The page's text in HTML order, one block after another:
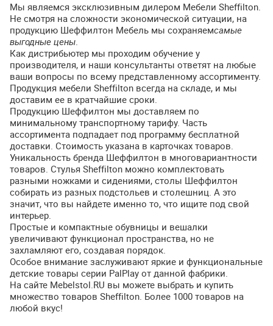
Мы являемся эксклюзивным дилером Мебели Sheffilton.
Не смотря на сложности экономической ситуации, на
продукцию Шеффилтон Мебель мы сохраняемсамые
выгодные цены.
Как дистрибьютер мы проходим обучение у
производителя, и наши консультанты ответят на любые
ваши вопросы по всему представленному ассортименту.
Продукция мебели Sheffilton всегда на складе, и мы
доставим ее в кратчайшие сроки.
Продукцию Шеффилтон мы доставляем по
минимальному транспортному тарифу. Часть
ассортимента подпадает под программу бесплатной
доставки. Стоимость указана в карточках товаров.
Уникальность бренда Шеффилтон в многовариантности
товаров. Стулья Sheffilton можно комплектовать
разными ножками и сидениями, столы Шеффилтон
собирать из разных подстольев и столешниц. А это
значит, что вы найдете именно то, что ищите под свой
интерьер.
Простые и компактные обувницы и вешалки
увеличивают функционал пространства, но не
захламляют его, создавая порядок.
Особое внимание заслуживают яркие и функциональные
детские товары серии PalPlay от данной фабрики.
На сайте Mebelstol.RU вы можете выбрать и купить
множество товаров Sheffilton. Более 1000 товаров на
любой вкус!